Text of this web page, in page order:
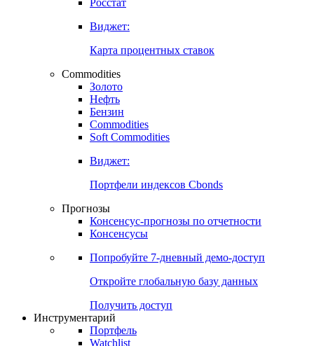
Страницы стран
Росстат
Виджет:
Карта процентных ставок
Commodities
Золото
Бензин
Soft Commodities
Виджет:
Портфели индексов Cbonds
Прогнозы
Консенсусы
Попробуйте7-дневный
Откройте глобальную базу данных